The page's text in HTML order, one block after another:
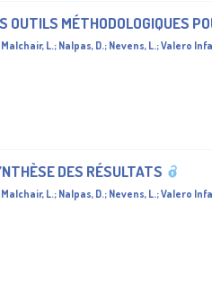
OUTILS MÉTHODOLOGIQUES
Malchair, L.; Nalpas, D.; Nevens, L.;Valero
DES RÉSULTATS
Malchair, L.; Nalpas, D.; Nevens, L.;Valero